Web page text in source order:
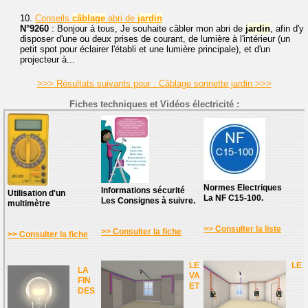
10. Conseils câblage abri de jardin
N°9260 : Bonjour à tous, Je souhaite câbler mon abri de jardin, afin d'y
disposer d'une ou deux prises de courant, de lumière à l'intérieur (un
petit spot pour éclairer l'établi et une lumière principale), et d'un
projecteur à...
>>> Résultats suivants pour : Câblage sonnette jardin >>>
Fiches techniques et Vidéos électricité :
Utilisation d'un
multimètre
>> Consulter la fiche
Informations sécurité
Les Consignes à suivre.
>> Consulter la fiche
Normes Electriques
La NF C15-100.
>> Consulter la liste
LA
FIN
DES
LE
VA
ET
LE